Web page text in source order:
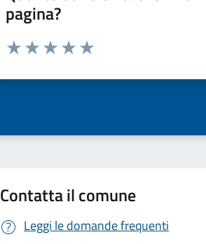
pagina?
Valuta da 1 a 5 stelle la pagina
Contatta il comune
Leggi le domande frequenti